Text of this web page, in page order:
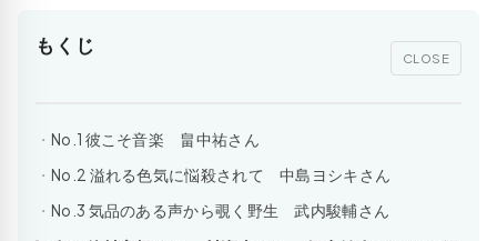
もくじ
CLOSE
No.1 彼こそ音楽 畠中祐さん
No.2 溢れる色気に悩殺されて 中島ヨシキさん
No.3 気品のある声から覗く野生 武内駿輔さん